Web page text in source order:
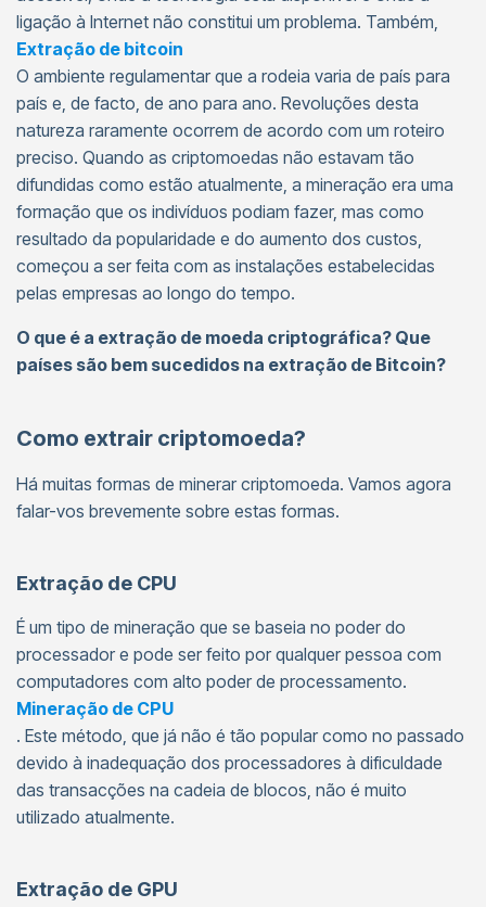
ligação à Internet não constitui um problema. Também,
Extração de bitcoin
O ambiente regulamentar que a rodeia varia de país para
país e, de facto, de ano para ano. Revoluções desta
natureza raramente ocorrem de acordo com um roteiro
preciso. Quando as criptomoedas não estavam tão
difundidas como estão atualmente, a mineração era uma
formação que os indivíduos podiam fazer, mas como
resultado da popularidade e do aumento dos custos,
começou a ser feita com as instalações estabelecidas
pelas empresas ao longo do tempo.
O que é a extração de moeda criptográfica? Que
países são bem sucedidos na extração de Bitcoin?
Como extrair criptomoeda?
Há muitas formas de minerar criptomoeda. Vamos agora
falar-vos brevemente sobre estas formas.
Extração de CPU
É um tipo de mineração que se baseia no poder do
processador e pode ser feito por qualquer pessoa com
computadores com alto poder de processamento.
Mineração de CPU
. Este método, que já não é tão popular como no passado
devido à inadequação dos processadores à dificuldade
das transacções na cadeia de blocos, não é muito
utilizado atualmente.
Extração de GPU